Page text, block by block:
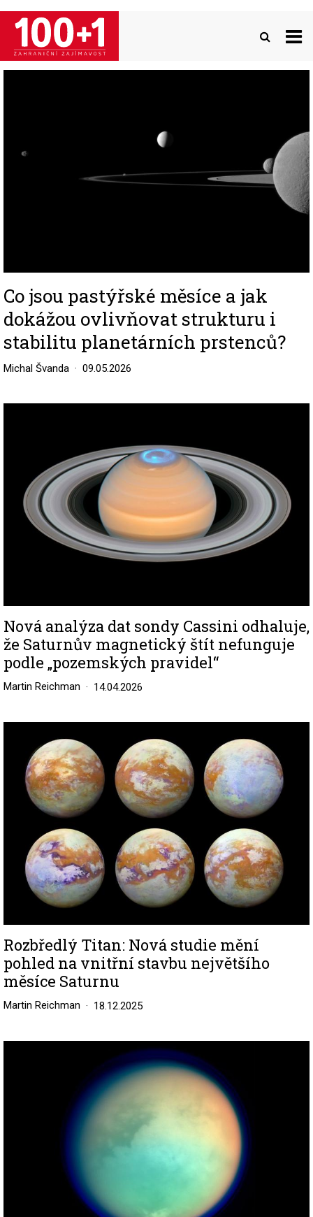
Přejít
hlavnímu
obsahu
Co jsou pastýřské měsíce a jak
dokážou ovlivňovat strukturu i
stabilitu planetárních prstenců?
Michal Švanda 09.05.2026
Nová analýza dat sondy Cassini odhaluje,
že Saturnův magnetický štít nefunguje
podle „pozemských pravidel“
Martin Reichman 14.04.2026
Rozbředlý Titan: Nová studie mění
pohled na vnitřní stavbu největšího
měsíce Saturnu
Martin Reichman 18.12.2025